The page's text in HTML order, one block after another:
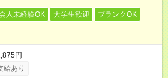
人未経験OK 大学生歓迎
ブランクOK
円
給あり